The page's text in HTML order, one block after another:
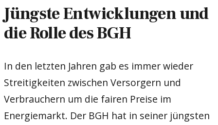
Jüngste Entwicklungen und
die Rolle des BGH
In den letzten Jahren gab es immer wieder
Streitigkeiten zwischen Versorgern und
Verbrauchern um die fairen Preise im
Energiemarkt. Der BGH hat in seiner jüngsten